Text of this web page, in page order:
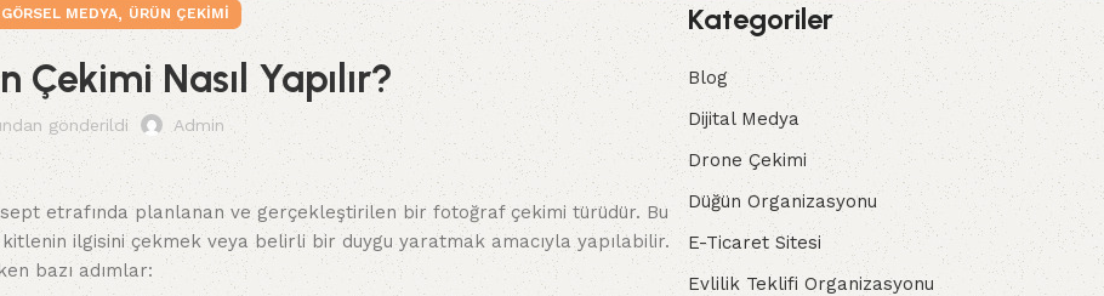
GÖRSEL MEDYA, ÜRÜN ÇEKIMI
Çekimi Nasıl Yapılır?
gönderildi Admin
etrafında planlanan ve gerçekleştirilen bir fotoğraf çekimi türüdür. Bu
ilgisini çekmek veya belirli bir duygu yaratmak amacıyla yapılabilir.
bazı adımlar:
Kategoriler
Blog
Dijital Medya
Drone Çekimi
Düğün Organizasyonu
E-Ticaret Sitesi
Evlilik Teklifi Organizasyonu